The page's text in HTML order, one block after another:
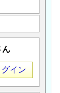
ん
イン